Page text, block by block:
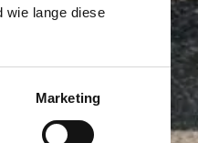
wie lange diese
Marketing